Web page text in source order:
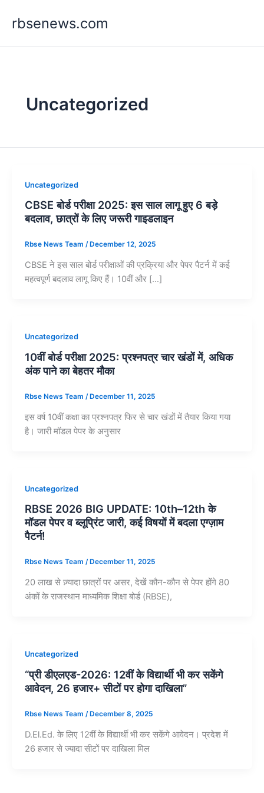
rbsenews.com
Uncategorized
Uncategorized
CBSE बोर्ड परीक्षा 2025: इस साल लागू हुए 6 बड़े
बदलाव, छात्रों के लिए जरूरी गाइडलाइन
Rbse News Team / December 12, 2025
CBSE ने इस साल बोर्ड परीक्षाओं की प्रक्रिया और पेपर पैटर्न में कई
महत्वपूर्ण बदलाव लागू किए हैं। 10वीं और […]
Uncategorized
10वीं बोर्ड परीक्षा 2025: प्रश्नपत्र चार खंडों में, अधिक
अंक पाने का बेहतर मौका
Rbse News Team /December 11, 2025
इस वर्ष 10वीं कक्षा का प्रश्नपत्र फिर से चार खंडों में तैयार किया गया
है। जारी मॉडल पेपर के अनुसार
Uncategorized
RBSE 2026 BIG UPDATE: 10th–12th के
मॉडल पेपर व ब्लूप्रिंट जारी, कई विषयों में बदला एग्ज़ाम
पैटर्न!
Rbse News Team / December 11, 2025
20 लाख से ज़्यादा छात्रों पर असर, देखें कौन-कौन से पेपर होंगे 80
अंकों के राजस्थान माध्यमिक शिक्षा बोर्ड (RBSE),
Uncategorized
“प्री डीएलएड-2026: 12वीं के विद्यार्थी भी कर सकेंगे
आवेदन, 26 हजार+ सीटों पर होगा दाखिला”
Rbse News Team /December 8, 2025
D.El.Ed. के लिए 12वीं के विद्यार्थी भी कर सकेंगे आवेदन। प्रदेश में
26 हजार से ज्यादा सीटों पर दाखिला मिल